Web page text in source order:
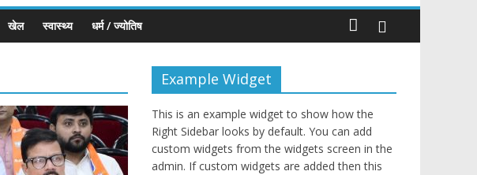
खेल स्वास्थ्य धर्म / ज्योतिष
Example Widget
This is an example widget to show how the
Right Sidebar looks by default. You can add
custom widgets from the widgets screen in the
admin. If custom widgets are added then this